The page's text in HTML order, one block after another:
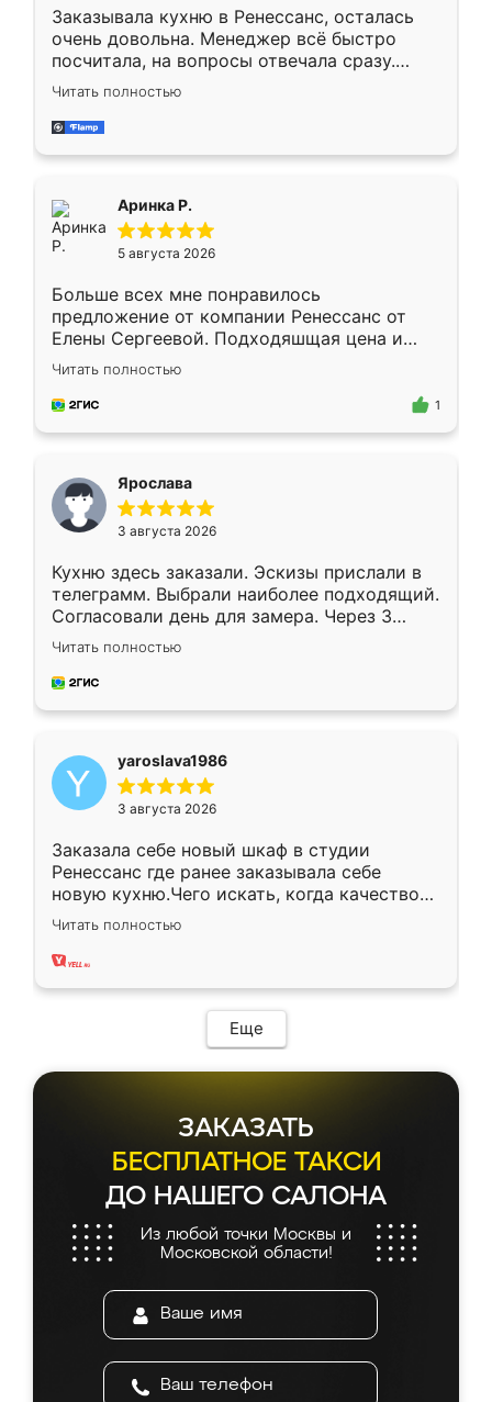
Заказывала кухню в Ренессанс, осталась
очень довольна. Менеджер всё быстро
посчитала, на вопросы отвечала сразу.
Замерщик приехал в субботу, подошёл к
делу со всей ответственностью. Собрали
за день, ребята работали аккуратно, даже
Читать полностью
Аринка Р.
5 августа 2026
Больше всех мне понравилось
предложение от компании Ренессанс от
Елены Сергеевой. Подходяшщая цена и
короткие сроки изготовления. Приехавший
для замера сотрудник Владислав
предложил по моему эскизу самый
Читать полностью
1
Ярослава
3 августа 2026
Кухню здесь заказали. Эскизы прислали в
телеграмм. Выбрали наиболее подходящий.
Согласовали день для замера. Через 3
недели кухня была уже готова. Остались
довольны работой. Спасибо Ренессанс
мебель за качественную работу!
Читать полностью
yaroslava1986
3 августа 2026
Заказала себе новый шкаф в студии
Ренессанс где ранее заказывала себе
новую кухню.Чего искать, когда качеством
вполне довольна. Служит кухня уже почти
два года, нареканий нет.
Читать полностью
Еще
ЗАКАЗАТЬ
БЕСПЛАТНОЕ ТАКСИ
ДО НАШЕГО САЛОНА
Из любой точки Москвы и
Московской области!